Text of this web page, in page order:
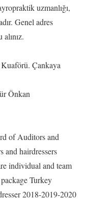
uzmanlığı,
Genel adres
Çankaya
Önkan
of Auditors and
and hairdressers
individual and team
Turkey
2018-2019-2020